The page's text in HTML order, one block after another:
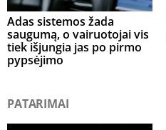
Adas sistemos žada
saugumą, o vairuotojai vis
tiek išjungia jas po pirmo
pypsėjimo
PATARIMAI